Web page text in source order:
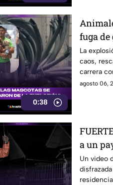
0:38
fuga de
La
caos,
carrera
heridos.
agosto 06,
a un
Un video